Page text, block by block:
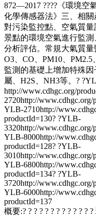
872—2017 ????《環境空
化學傳感器法》三、相
對污染監控點、空氣質
景點的環境空氣進行監
分析評估。常規大氣質量
O3、CO、PM10、
監測的基礎上增加特殊
屬、H2S、NH3等。?
http://www.cdhgc.org/
2720http://www.cdhgc.org/
YLB-2710http://
productId=130? ?YLB-
3320http://www.cdhgc.org/
YLB-8000http://
productId=128? ?YLB-
3010http://www.cdhgc.org/
YLB-6800http://
productId=134? ?YLB-
3720http://www.cdhgc.org/
YLB-6000http://
productId=137
概要:? ? ? ? ? ? ? ? ? ? ?